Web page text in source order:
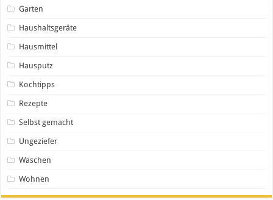
Garten
Haushaltsgeräte
Hausmittel
Hausputz
Kochtipps
Rezepte
Selbst gemacht
Ungeziefer
Waschen
Wohnen